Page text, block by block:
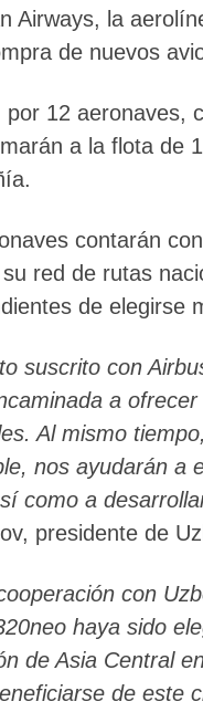
Airways, la
de nuevos
por 12 aeronaves,
a la flota de
contarán
red de rutas
de elegirse
suscrito con
a
Al mismo
nos ayudarán a
como a
presidente de
con
haya sido
de Asia Central
de este